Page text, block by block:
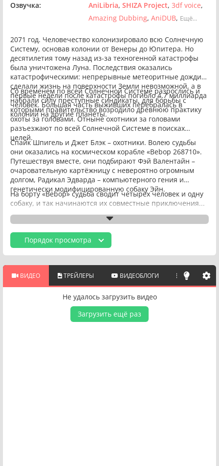
Озвучка:
AniLibria SHIZA Project 3df voice
Amazing Dubbing AniDUB Ещё...
2071 год. Человечество колонизировало всю Солнечную
Систему, основав колонии от Венеры до Юпитера. Но
десятилетия тому назад из-за техногенной катастрофы
была уничтожена Луна. Последствия оказались
катастрофическими: непрерывные метеоритные дожди
сделали жизнь на поверхности Земли невозможной, а в
первые недели после катастрофы погибло 4,7 миллиарда
человек. Большая часть выживших перебралась в
колонии на другие планеты.
Со временем по всей Солнечной Системе разрослись и
набрали силу преступные синдикаты, для борьбы с
которыми правительство возродило древнюю практику
охоты за головами. Отныне охотники за головами
разъезжают по всей Солнечной Системе в поисках
целей.
Спайк Шпигель и Джет Блэк – охотники. Волею судьбы
они оказались на космическом корабле «Bebop 268710».
Путешествуя вместе, они подбирают Фэй Валентайн –
очаровательную картёжницу с невероятно огромным
долгом, Радикал Эдварда – компьютерного гения и
генетически модифицированную собаку Эйн.
На борту «Bebop» судьба сводит четырёх человек и одну
собаку, и так начинаются их совместные приключения...
Порядок просмотра
ВИДЕО ТРЕЙЛЕРЫ ВИДЕОБЛОГИ ПОХОЖИЕ
Не удалось загрузить видео
Загрузить ещё раз